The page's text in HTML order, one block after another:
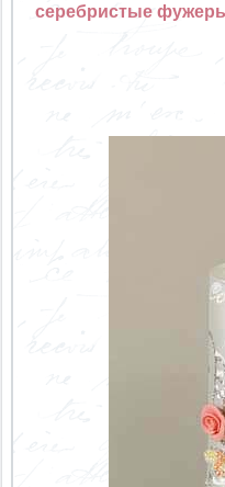
серебристые